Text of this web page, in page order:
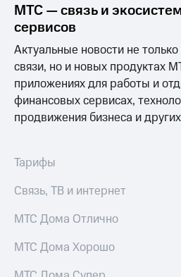
Перейти
на
Для дома
Выберите
и подключите
ТВ
с выгодным
Интернет,
ТВ и телефон
для дома
Услуги
кабинет
интернета
и
ТВ
Личный
спутникового
ТВ
Скачать
Видеонаблюдение
для дома
149 ₽/
мес
МТС — связь и
сервисов
Актуальные новости не
связи, но и новых продуктах
приложениях для работы и
финансовых сервисах,
продвижения бизнеса и
Тарифы
Связь, ТВ и интернет
МТС Дома Отлично
МТС Дома Хорошо